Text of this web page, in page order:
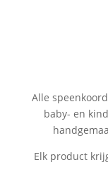
Alle
baby- en
Elk product